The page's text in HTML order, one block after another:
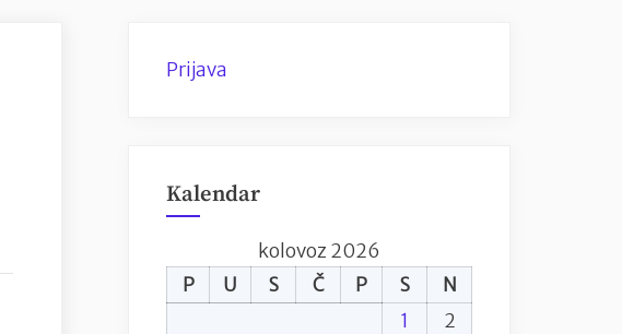
Prijava
Kalendar
kolovoz 2026
P
U S Č P S
N
1
2